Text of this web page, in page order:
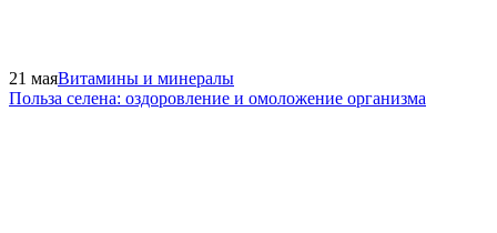
21 маяВитамины и минералы
Польза селена: оздоровление и омоложение организма